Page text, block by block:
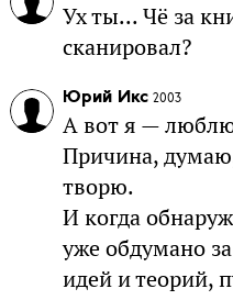
Ух ты... Чё за
сканировал?
Юрий Икс 2003
А вот я —
Причина,
творю.
И когда
уже обдумано
идей и теорий,